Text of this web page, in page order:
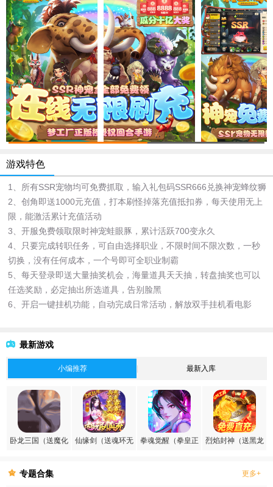
游戏特色
1、所有SSR宠物均可免费抓取，输入礼包码SSR666兑换神宠蜂纹狮
2、创角即送1000元充值，打本刷怪掉落充值抵扣券，每天使用无上
限，能激活累计充值活动
3、开服免费领取限时神宠蛙眼豚，累计活跃700变永久
4、只要完成转职任务，可自由选择职业，不限时间不限次数，一秒
切换，没有任何成本，一个号即可全职业制霸
5、每天登录即送大量抽奖机会，海量道具天天抽，转盘抽奖也可以
任选奖励，必定抽出所选道具，告别脸黑
6、开启一键挂机功能，自动完成日常活动，解放双手挂机看电影
最新游戏
小编推荐 最新入库
卧龙三国（送魔化
仙缘剑（送魂环无
拳魂觉醒（拳皇正
烈焰封神（送黑龙
专题合集 更多+